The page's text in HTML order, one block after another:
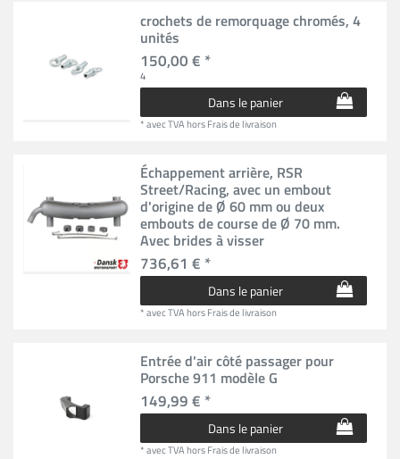
crochets de remorquage chromés, 4
unités
150,00 € *
4
Dans le panier
*avec TVAhorsFrais de livraison
Échappement arrière, RSR
Street/Racing, avec un embout
d'origine de Ø 60 mm ou deux
embouts de course de Ø 70 mm.
Avec brides à visser
736,61 € *
Dans le panier
*avec TVAhorsFrais de livraison
Entrée d'air côté passager pour
Porsche 911 modèle G
149,99 € *
Dans le panier
*avec TVAhorsFrais de livraison